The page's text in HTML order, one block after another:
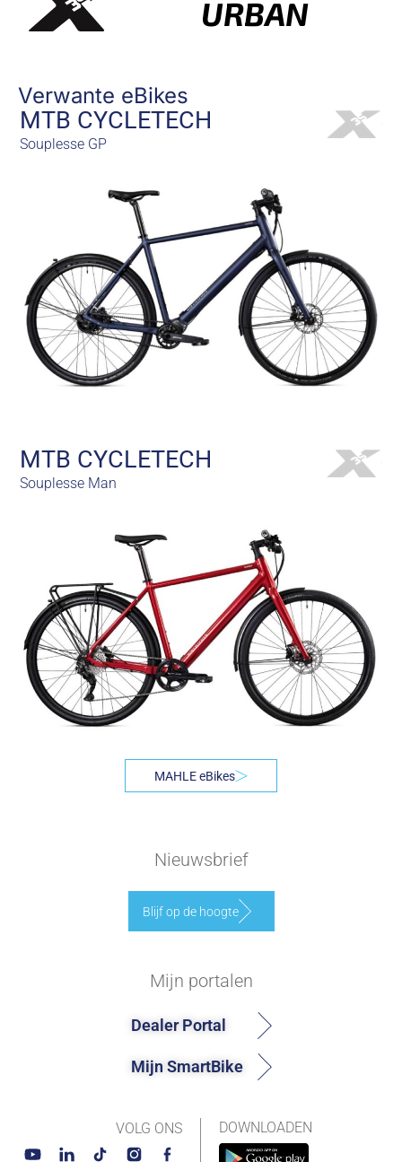
URBAN
Verwante eBikes
MTB CYCLETECH
Souplesse GP
MTB CYCLETECH
Souplesse Man
MAHLE eBikes
Nieuwsbrief
Blijf op de hoogte
DOWNLOADEN
Mijn portalen
Dealer Portal
Mijn SmartBike
VOLG ONS